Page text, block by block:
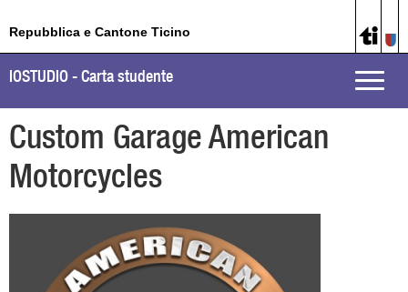
Repubblica e Cantone Ticino
Toggle
IOSTUDIO - Carta studente
Custom Garage American
Motorcycles